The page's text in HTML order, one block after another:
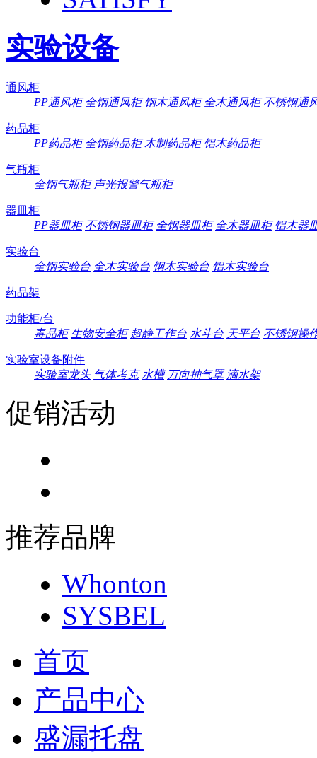
实验设备
通风柜
PP通风柜 全钢通风柜 钢木通风柜 全木通风柜 不锈钢通
药品柜
PP药品柜 全钢药品柜 木制药品柜 铝木药品柜
气瓶柜
全钢气瓶柜 声光报警气瓶柜
器皿柜
PP器皿柜 不锈钢器皿柜 全钢器皿柜 全木器皿柜 铝木器
实验台
全钢实验台 全木实验台 钢木实验台 铝木实验台
药品架
功能柜/台
毒品柜 生物安全柜 超静工作台 水斗台 天平台 不锈钢操
实验室设备附件
实验室龙头 气体考克 水槽 万向抽气罩 滴水架
促销活动
推荐品牌
Whonton
SYSBEL
首页
产品中心
盛漏托盘